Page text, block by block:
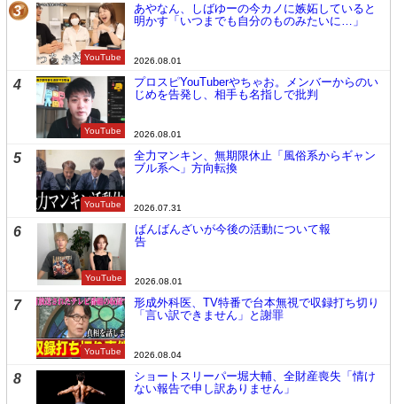
3
YouTube
あやなん、しばゆーの今カノに嫉妬していると
明かす「いつまでも自分のものみたいに…」
2026.08.01
4
YouTube
プロスピYouTuberやちゃお。メンバーからのい
じめを告発し、相手も名指しで批判
2026.08.01
5
YouTube
全力マンキン、無期限休止「風俗系からギャン
ブル系へ」方向転換
2026.07.31
6
YouTube
ばんばんざいが今後の活動について報
告
2026.08.01
7
YouTube
形成外科医、TV特番で台本無視で収録打ち切り
「言い訳できません」と謝罪
2026.08.04
8
ショートスリーパー堀大輔、全財産喪失「情け
ない報告で申し訳ありません」